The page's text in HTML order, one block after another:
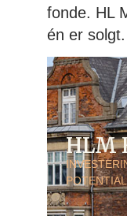
fonde. HL
én er solgt.
HLM